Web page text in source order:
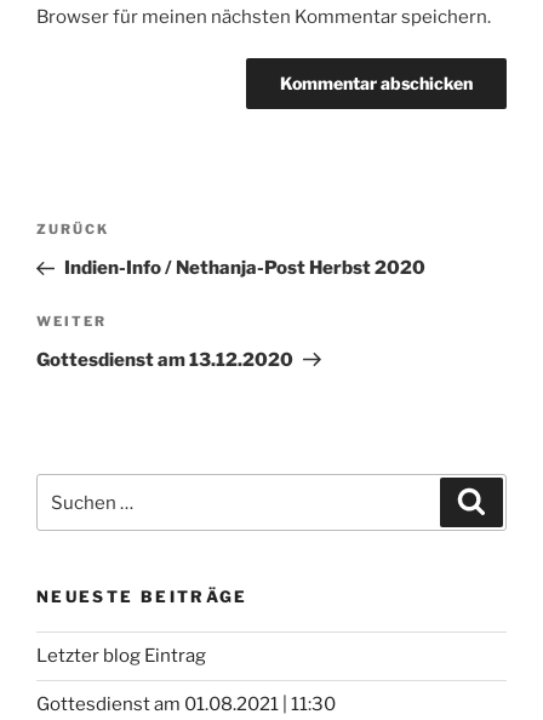
Browser für meinen nächsten Kommentar speichern.
Beitragsnavigation
Vorheriger
Beitrag
ZURÜCK
Indien-Info / Nethanja-Post Herbst 2020
Nächster
Beitrag
WEITER
Gottesdienst am 13.12.2020
nach:
NEUESTE BEITRÄGE
Letzter blog Eintrag
Gottesdienst am 01.08.2021 | 11:30